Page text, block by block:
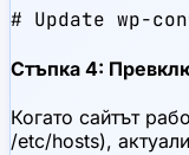
# Update wp-
Стъпка 4:
Когато сайтът
/etc/hosts),